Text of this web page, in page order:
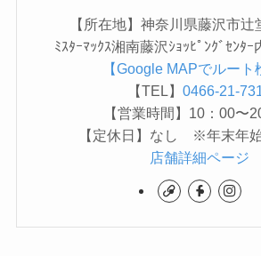
【所在地】神奈川県藤沢市辻
ﾐｽﾀｰﾏｯｸｽ湘南藤沢ｼｮｯﾋﾟﾝｸﾞｾﾝﾀ
【Google MAPでルート
【TEL】 0466-21-
【営業時間】10：00〜
【定休日】なし ※年末年
店舗詳細ページ